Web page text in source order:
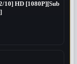
10] HD [1080P][Sub